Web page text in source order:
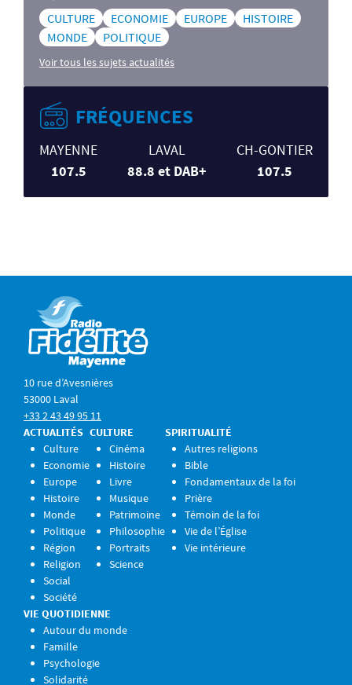
CULTURE ECONOMIE EUROPE
HISTOIRE
MONDE
POLITIQUE
Voir tous les sujets actualités
FRÉQUENCES
MAYENNE
107.5
LAVAL
88.8 et DAB+
CH-GONTIER
107.5
10 rue d’Avesnières
53000 Laval
+33 2 43 49 95 11
ACTUALITÉS
Culture
Economie
Europe
Histoire
Monde
Politique
Région
Religion
Social
Société
CULTURE
Cinéma
Histoire
Livre
Musique
Patrimoine
Philosophie
Portraits
Science
SPIRITUALITÉ
Autres religions
Bible
Fondamentaux de la foi
Prière
Témoin de la foi
Vie de l’Église
Vie intérieure
VIE QUOTIDIENNE
Autour du monde
Famille
Psychologie
Solidarité